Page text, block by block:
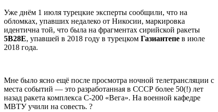
Уже днём 1 июля турецкие эксперты сообщили, что на
обломках, упавших недалеко от Никосии, маркировка
идентична той, что была на фрагментах сирийской ракеты
5В28Е, упавшей в 2018 году в турецком Газиантепе в июле
2018 года.
Мне было ясно ещё после просмотра ночной телетрансляции с
места событий — это разработанная в СССР более 50(!) лет
назад ракета комплекса С-200 «Вега». На военной кафедре
МВТУ учили на совесть. ?